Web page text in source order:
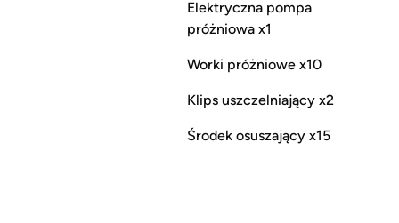
Elektryczna pompa
próżniowa x1
Worki próżniowe x10
Klips uszczelniający x2
Środek osuszający x15